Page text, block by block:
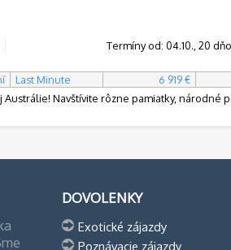
Termíny od: 04.10., 20
Last Minute 6 919 €
Navštívite rôzne pamiatky, národné
DOVOLENKY
Exotické zájazdy
Poznávacie zájazdy